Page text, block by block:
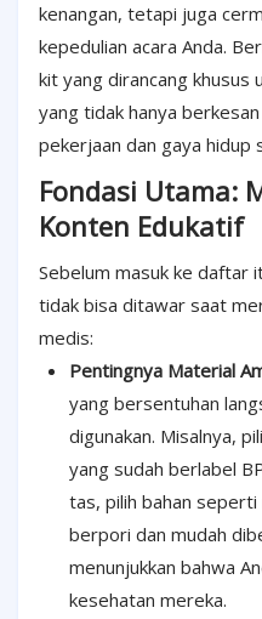
kenangan, tetapi juga
kepedulian acara Anda.
kit yang dirancang khusus
yang tidak hanya
pekerjaan dan gaya hidup
Fondasi Utama:
Konten Edukatif
Sebelum masuk ke daftar
tidak bisa ditawar saat
medis:
Pentingnya Material
yang bersentuhan
digunakan. Misalnya,
yang sudah berlabel
tas, pilih bahan seperti
berpori dan mudah
menunjukkan bahwa
kesehatan mereka.